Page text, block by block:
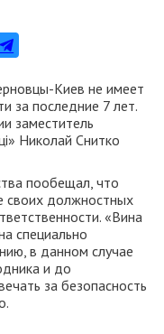
Киев не имеет
за последние 7 лет.
заместитель
Николай Снитко
пообещал, что
своих должностных
«Вина
специально
в данном случае
и до
за безопасность